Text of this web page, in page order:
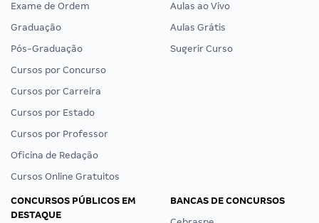
Exame de Ordem
Graduação
Pós-Graduação
Cursos por Concurso
Cursos por Carreira
Cursos por Estado
Cursos por Professor
Oficina de Redação
Cursos Online Gratuitos
Aulas ao Vivo
Aulas Grátis
Sugerir Curso
CONCURSOS PÚBLICOS EM
DESTAQUE
BANCAS DE CONCURSOS